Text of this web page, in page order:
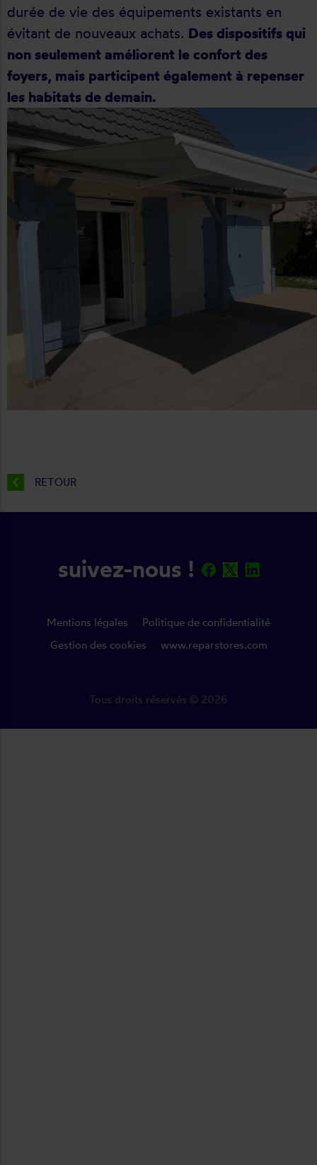
durée de vie des équipements existants en
évitant de nouveaux achats. Des dispositifs qui
non seulement améliorent le confort des
foyers, mais participent également à repenser
les habitats de demain.
chevron_left RETOUR
suivez-nous !
Mentions légales
Politique de confidentialité
Gestion des cookies
www.reparstores.com
Tous droits réservés © 2026